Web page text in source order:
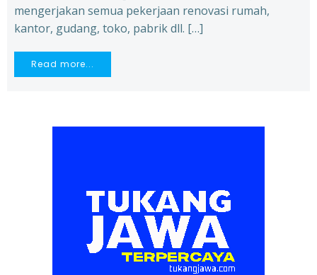
mengerjakan semua pekerjaan renovasi rumah,
kantor, gudang, toko, pabrik dll. […]
Read more...